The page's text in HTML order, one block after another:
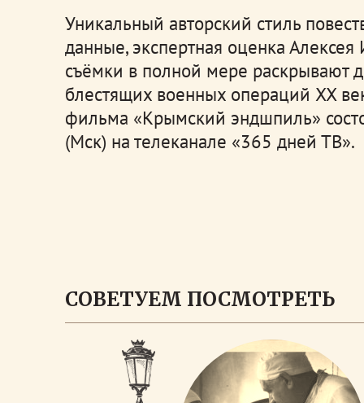
Уникальный авторский стиль
данные, экспертная оценка
съёмки в полной мере раскрывают
блестящих военных операций XX
фильма «Крымский эндшпиль»
(Мск) на телеканале «365 дней ТВ».
СОВЕТУЕМ ПОСМОТРЕТЬ